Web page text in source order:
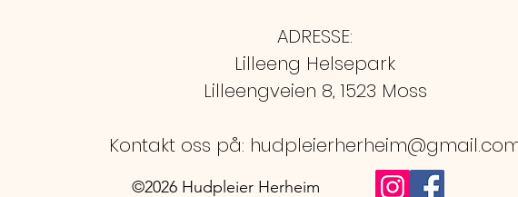
ADRESSE:
Lilleeng Helsepark
Lilleengveien 8, 1523 Moss
Kontakt oss på:
©2026 Hudpleier Herheim